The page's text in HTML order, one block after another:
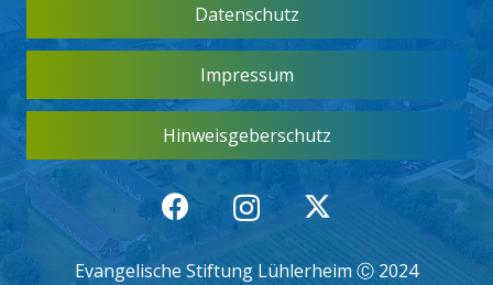
Datenschutz
Impressum
Hinweisgeberschutz
Evangelische Stiftung Lühlerheim Ⓒ 2024